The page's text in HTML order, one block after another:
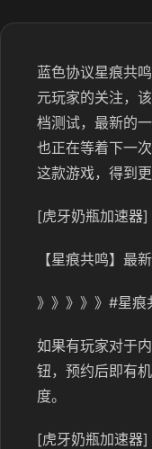
蓝色协议星痕共
元玩家的关注，
档测试，最新的
也正在等着下一
这款游戏，得到
[虎牙奶瓶加速器]
【星痕共鸣】最
》》》》》#星
如果有玩家对于
钮，预约后即有
度。
[虎牙奶瓶加速器]